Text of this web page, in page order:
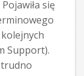
się
Support).